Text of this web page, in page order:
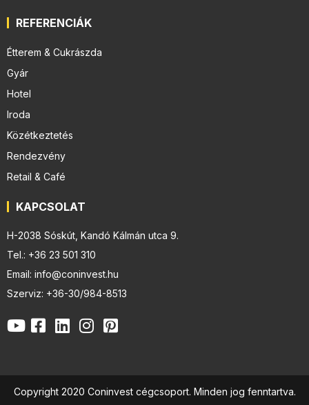
REFERENCIÁK
Étterem & Cukrászda
Gyár
Hotel
Iroda
Közétkeztetés
Rendezvény
Retail & Café
KAPCSOLAT
H-2038 Sóskút, Kandó Kálmán utca 9.
Tel.: +36 23 501 310
Email: info@coninvest.hu
Szerviz: +36-30/984-8513
Copyright 2020 Coninvest cégcsoport. Minden jog fenntartva.